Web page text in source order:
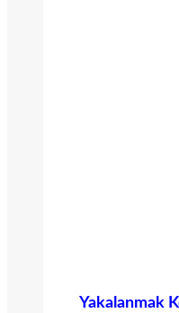
Yakalanmak